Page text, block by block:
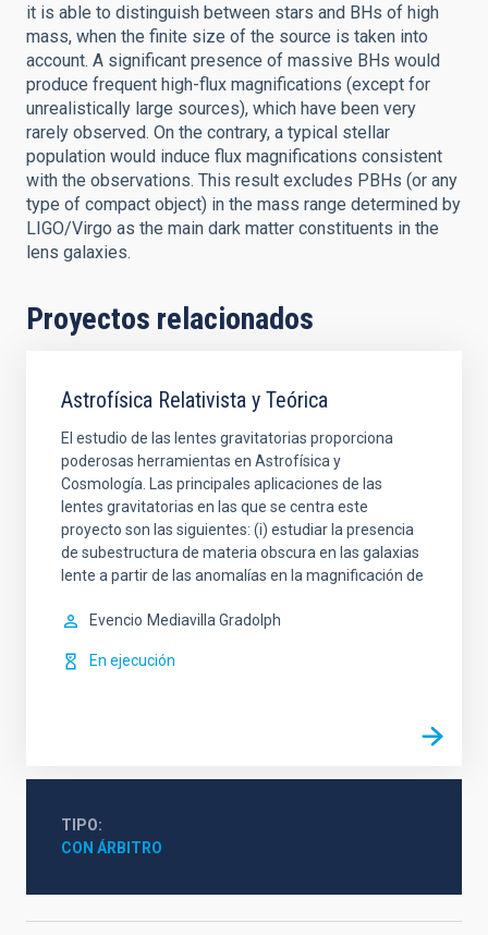
it is able to distinguish between stars and BHs of high
mass, when the finite size of the source is taken into
account. A significant presence of massive BHs would
produce frequent high-flux magnifications (except for
unrealistically large sources), which have been very
rarely observed. On the contrary, a typical stellar
population would induce flux magnifications consistent
with the observations. This result excludes PBHs (or any
type of compact object) in the mass range determined by
LIGO/Virgo as the main dark matter constituents in the
lens galaxies.
Proyectos relacionados
Astrofísica Relativista y Teórica
El estudio de las lentes gravitatorias proporciona
poderosas herramientas en Astrofísica y
Cosmología. Las principales aplicaciones de las
lentes gravitatorias en las que se centra este
proyecto son las siguientes: (i) estudiar la presencia
de subestructura de materia obscura en las galaxias
lente a partir de las anomalías en la magnificación de
Evencio Mediavilla Gradolph
En ejecución
TIPO
CON ÁRBITRO